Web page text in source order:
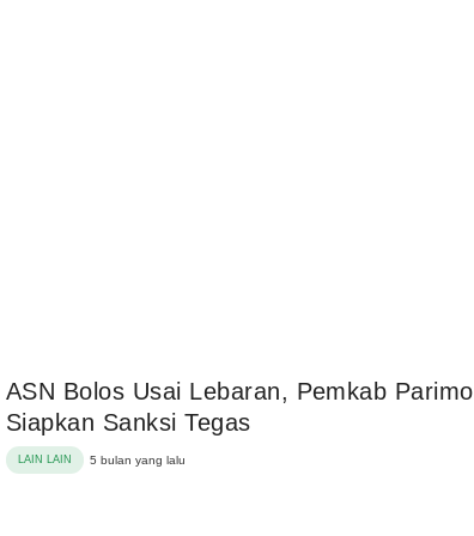
ASN Bolos Usai Lebaran, Pemkab Parimo
Siapkan Sanksi Tegas
LAIN LAIN 5 bulan yang lalu